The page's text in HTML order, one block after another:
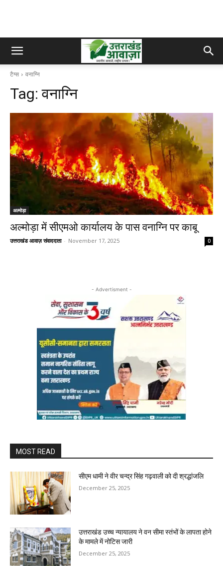
टैग्स वनाग्नि
Tag:वनाग्नि
अल्मोड़ा
अल्मोड़ा में सीएमओ कार्यालय के पास वनाग्नि पर काबू
उत्तराखंड आवाज़ संवाददाता - November 17, 2025 0
- Advertisment -
MOST READ
सीएम धामी ने वीर चन्द्र सिंह गढ़वाली को दी श्रद्धांजलि
December 25, 2025
उत्तराखंड उच्च न्यायालय ने वन सीमा स्तंभों के लापता होने
के मामले में नोटिस जारी
December 25, 2025